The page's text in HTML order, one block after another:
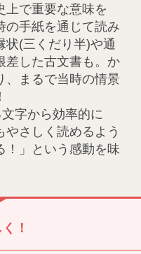
上で重要な意味を
の手紙を通じて読み
状(三くだり半)や通
差した古文書も。か
、まるで当時の情景
字から効率的に
やさしく読めるよう
！」という感動を味
！